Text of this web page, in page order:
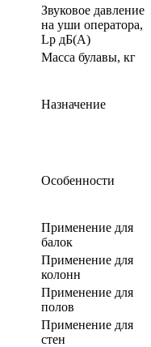
Звуковое давление
на уши оператора,
Lp дБ(А)
Масса булавы, кг
Назначение
Особенности
Применение для
балок
Применение для
колонн
Применение для
полов
Применение для
стен